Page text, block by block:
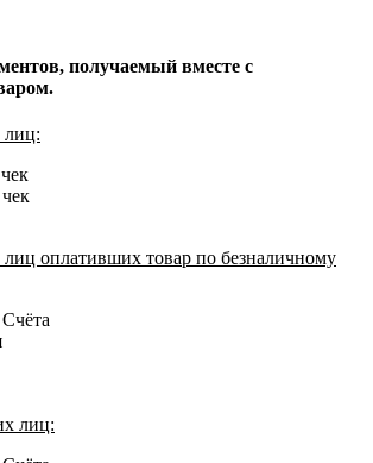
получаемый вместе с
лиц:
оплативших товар по безналичному
лиц: